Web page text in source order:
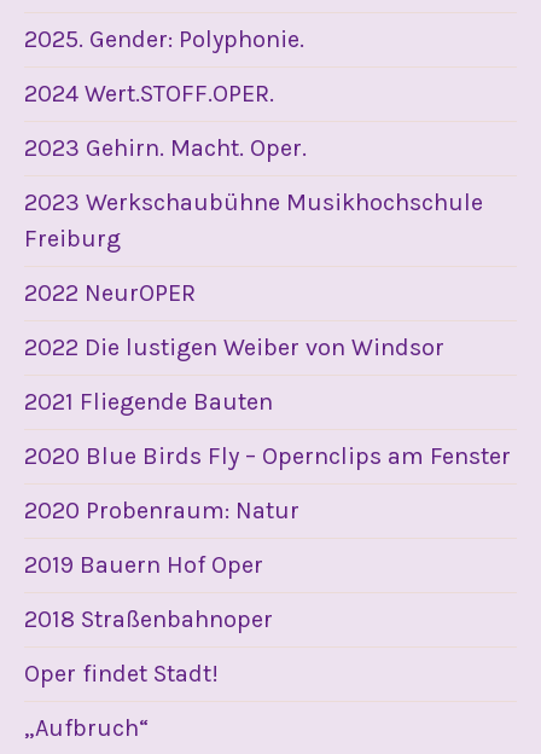
2025. Gender: Polyphonie.
2024 Wert.STOFF.OPER.
2023 Gehirn. Macht. Oper.
2023 Werkschaubühne Musikhochschule
Freiburg
2022 NeurOPER
2022 Die lustigen Weiber von Windsor
2021 Fliegende Bauten
2020 Blue Birds Fly – Opernclips am Fenster
2020 Probenraum: Natur
2019 Bauern Hof Oper
2018 Straßenbahnoper
Oper findet Stadt!
„Aufbruch“